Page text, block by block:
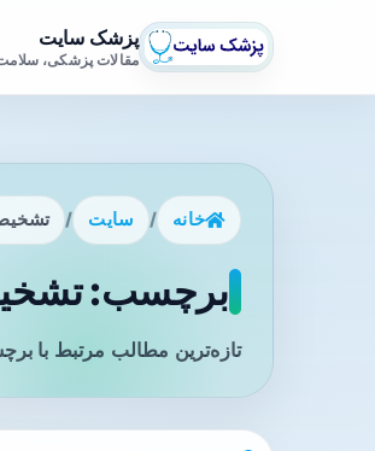
پزشک سایت
مقالات پزشکی،
خانه / سایت /
برچسب:
تازه‌ترین مطالب مرتبط با